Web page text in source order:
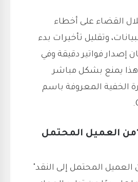
القضاء على أخطاء
وتقليل تأخيرات بدء
إصدار فواتير دقيقة وفي
يمنع بشكل مباشر
الخفية المعروفة باسم
العميل المحتمل
المحتمل إلى النقد"